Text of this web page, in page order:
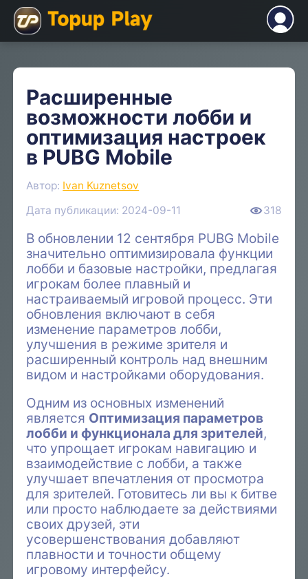
Расширенные
возможности лобби и
оптимизация настроек
в PUBG Mobile
Автор: Ivan Kuznetsov
Дата публикации: 2024-09-11
318
В обновлении 12 сентября PUBG Mobile
значительно оптимизировала функции
лобби и базовые настройки, предлагая
игрокам более плавный и
настраиваемый игровой процесс. Эти
обновления включают в себя
изменение параметров лобби,
улучшения в режиме зрителя и
расширенный контроль над внешним
видом и настройками оборудования.
Одним из основных изменений
является Оптимизация параметров
лобби и функционала для зрителей,
что упрощает игрокам навигацию и
взаимодействие с лобби, а также
улучшает впечатления от просмотра
для зрителей. Готовитесь ли вы к битве
или просто наблюдаете за действиями
своих друзей, эти
усовершенствования добавляют
плавности и точности общему
игровому интерфейсу.